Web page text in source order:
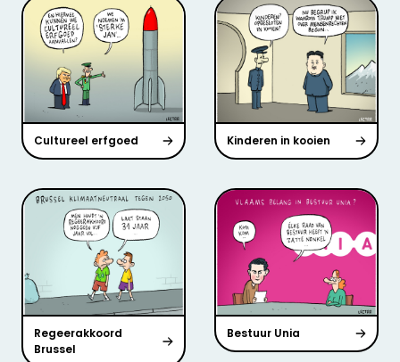
Cultureel erfgoed Kinderen in kooien
Regeerakkoord
Brussel
Bestuur Unia